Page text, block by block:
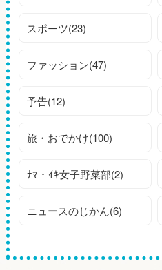
スポーツ(23)
ファッション(47)
予告(12)
旅・おでかけ(100)
ﾅﾏ・ｲｷ女子野菜部(2)
ニュースのじかん(6)